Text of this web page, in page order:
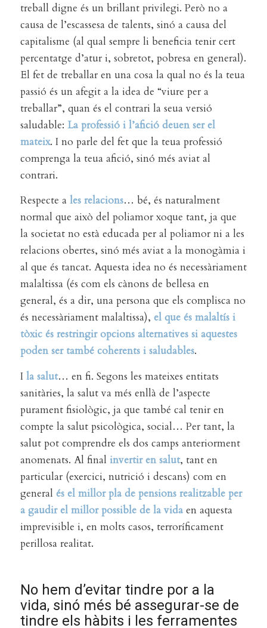
treball digne és un brillant privilegi. Però no a
causa de l’escassesa de talents, sinó a causa del
capitalisme (al qual sempre li beneficia tenir cert
percentatge d’atur i, sobretot, pobresa en general).
El fet de treballar en una cosa la qual no és la teua
passió és un afegit a la idea de “viure per a
treballar”, quan és el contrari la seua versió
saludable: La professió i l’afició deuen ser el
mateix. I no parle del fet que la teua professió
comprenga la teua afició, sinó més aviat al
contrari.
Respecte a les relacions… bé, és naturalment
normal que això del poliamor xoque tant, ja que
la societat no està educada per al poliamor ni a les
relacions obertes, sinó més aviat a la monogàmia i
al que és tancat. Aquesta idea no és necessàriament
malaltissa (és com els cànons de bellesa en
general, és a dir, una persona que els complisca no
és necessàriament malaltissa), el que és malaltís i
tòxic és restringir opcions alternatives si aquestes
poden ser també coherents i saludables.
I la salut… en fi. Segons les mateixes entitats
sanitàries, la salut va més enllà de l’aspecte
purament fisiològic, ja que també cal tenir en
compte la salut psicològica, social… Per tant, la
salut pot comprendre els dos camps anteriorment
anomenats. Al final invertir en salut, tant en
particular (exercici, nutrició i descans) com en
general és el millor pla de pensions realitzable per
a gaudir el millor possible de la vidaen aquesta
imprevisible i, en molts casos, terroríficament
perillosa realitat.
No hem d’evitar tindre por a la
vida, sinó més bé assegurar-se de
tindre els hàbits i les ferramentes